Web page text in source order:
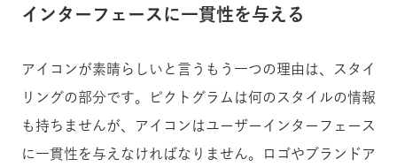
インターフェースに一貫性を与える
アイコンが素晴らしいと言うもう一つの理由は、スタイ
リングの部分です。ピクトグラムは何のスタイルの情報
も持ちませんが、アイコンはユーザーインターフェース
に一貫性を与えなければなりません。ロゴやブランドア